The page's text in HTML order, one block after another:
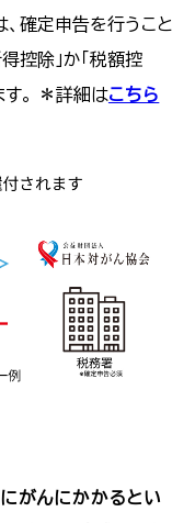
確定申告を行うこと
控除」か「税額控
す。 ＊詳細はこちら
がんにかかるとい